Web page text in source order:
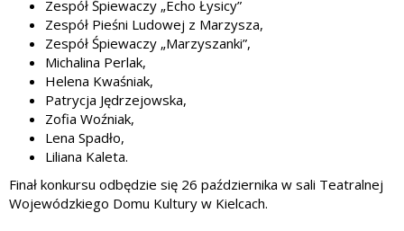
Zespół Śpiewaczy „Echo Łysicy”
Zespół Pieśni Ludowej z Marzysza,
Zespół Śpiewaczy „Marzyszanki”,
Michalina Perlak,
Helena Kwaśniak,
Patrycja Jędrzejowska,
Zofia Woźniak,
Lena Spadło,
Liliana Kaleta.
Finał konkursu odbędzie się 26 października w sali Teatralnej
Wojewódzkiego Domu Kultury w Kielcach.